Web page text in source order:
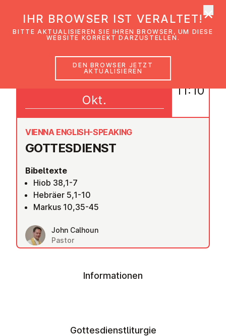
GOT­TES­DIENST
VIENNA ENGLISH-SPEAKING
Bibeltexte
Hiob 38,1-7
Hebräer 5,1-10
Markus 10,35-45
John Calhoun
Pastor
20
Okt.
11:10
Informationen
Gottesdienstliturgie
IHR BROWSER IST VERALTET!
BITTE AKTUALISIEREN SIE IHREN BROWSER, UM DIESE
WEBSITE KORREKT DARZUSTELLEN.
DEN BROWSER JETZT
AKTUALISIEREN
×